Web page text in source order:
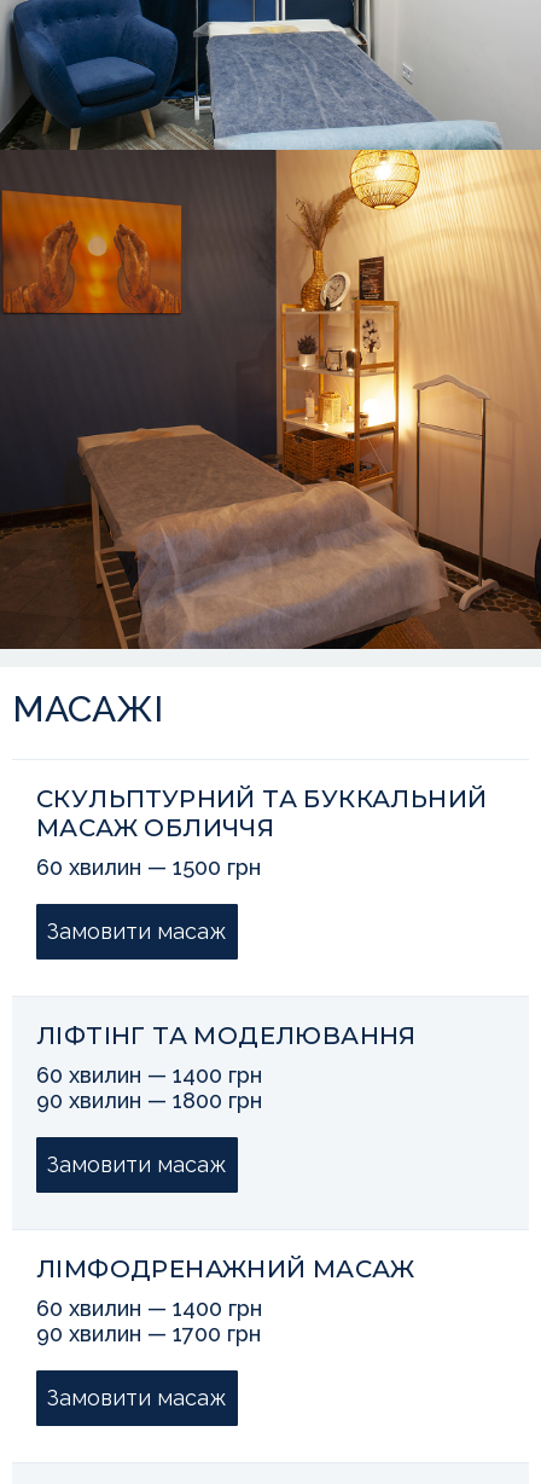
МАСАЖІ
СКУЛЬПТУРНИЙ ТА БУККАЛЬНИЙ
МАСАЖ ОБЛИЧЧЯ
60 хвилин — 1500 грн
Замовити масаж
ЛІФТІНГ ТА МОДЕЛЮВАННЯ
60 хвилин — 1400 грн
90 хвилин — 1800 грн
Замовити масаж
ЛІМФОДРЕНАЖНИЙ МАСАЖ
60 хвилин — 1400 грн
90 хвилин — 1700 грн
Замовити масаж